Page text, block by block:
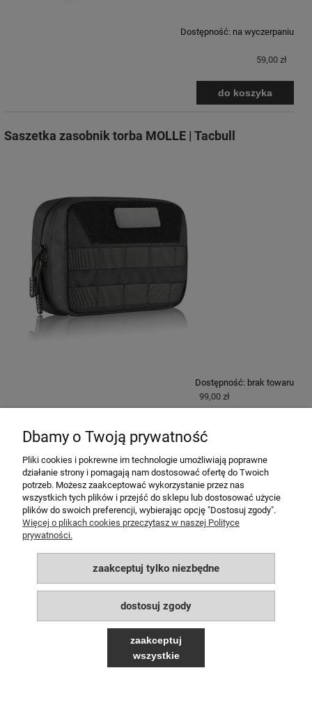
Dostępność: na wyczerpaniu
59,00 zł
do koszyka
Saszetka zasobnik torba MOLLE | Tacbull
Dostępność: brak towaru
99,00 zł
« 1 2 »
MOJE KONTO
POMOC
PŁATNOŚCI I DOSTAWA
INFORMACJE
O NAS
Dbamy o Twoją prywatność
Pliki cookies i pokrewne im technologie umożliwiają poprawne
działanie strony i pomagają nam dostosować ofertę do Twoich
potrzeb. Możesz zaakceptować wykorzystanie przez nas
wszystkich tych plików i przejść do sklepu lub dostosować użycie
plików do swoich preferencji, wybierając opcję "Dostosuj zgody".
Więcej o plikach cookies przeczytasz w naszej Polityce
prywatności.
zaakceptuj tylko niezbędne
dostosuj zgody
zaakceptuj
wszystkie